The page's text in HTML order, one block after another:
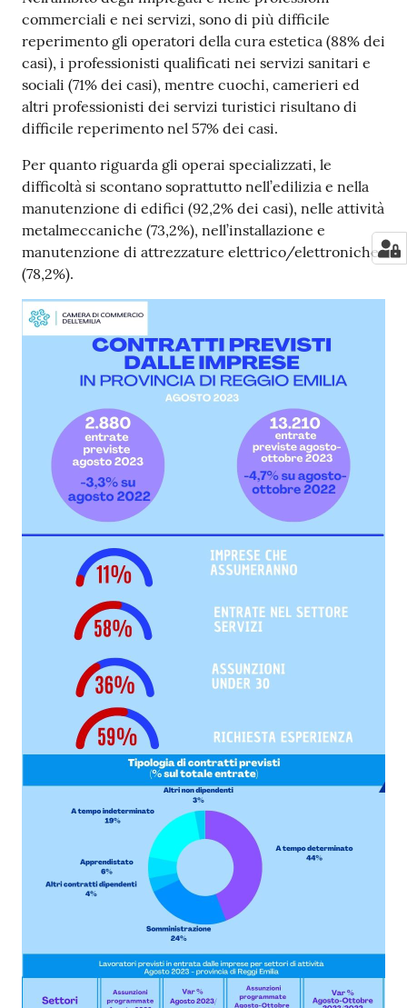
commerciali e nei servizi, sono di più difficile
reperimento gli operatori della cura estetica (88% dei
casi), i professionisti qualificati nei servizi sanitari e
sociali (71% dei casi), mentre cuochi, camerieri ed
altri professionisti dei servizi turistici risultano di
difficile reperimento nel 57% dei casi.
Per quanto riguarda gli operai specializzati, le
difficoltà si scontano soprattutto nell’edilizia e nella
manutenzione di edifici (92,2% dei casi), nelle attività
metalmeccaniche (73,2%), nell’installazione e
manutenzione di attrezzature elettrico/elettroniche
(78,2%).